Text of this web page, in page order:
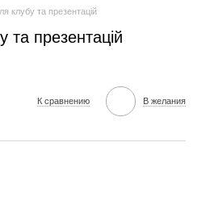
клубу та презентацій
та презентацій
К сравнению В желания